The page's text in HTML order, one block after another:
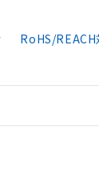
RoHS/REACH